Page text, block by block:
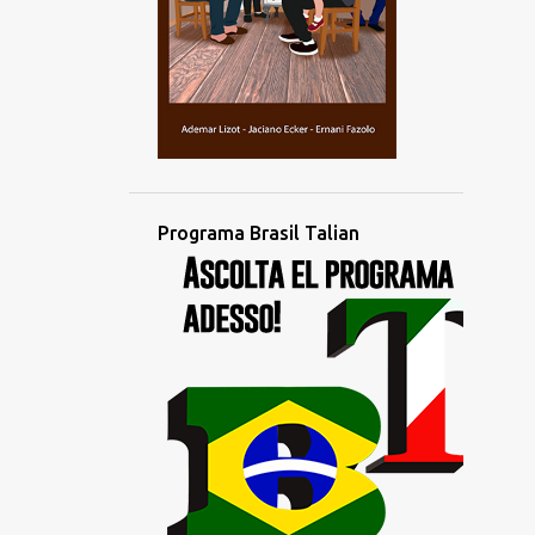
outubro
setembro
agosto
maio
abril
1
março
4
2
dezembro
1
novembro
Programa Brasil Talian